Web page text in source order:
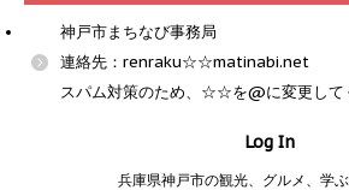
神戸市まちなび事務局
連絡先：renraku☆☆matinabi.net
スパム対策のため、☆☆を@に変更して
Log In
兵庫県神戸市の観光、グルメ、学